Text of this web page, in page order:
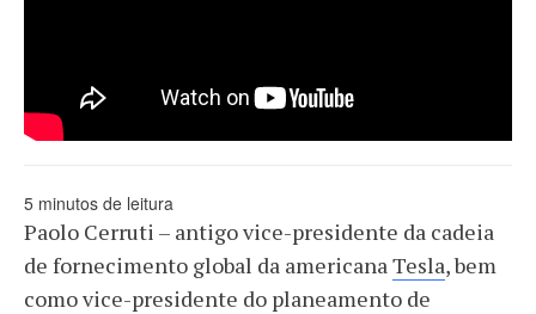
5 minutos de leitura
Paolo Cerruti – antigo vice-presidente da cadeia
de fornecimento global da americana Tesla, bem
como vice-presidente do planeamento de